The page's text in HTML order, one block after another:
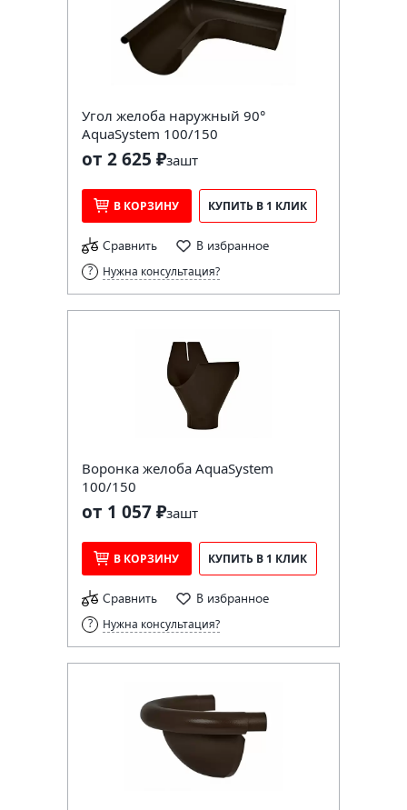
Угол желоба наружный 90°
AquaSystem 100/150
от 2 625 ₽зашт
В КОРЗИНУ КУПИТЬ В 1 КЛИК
Сравнить В избранное
Нужна консультация?
Воронка желоба AquaSystem
100/150
от 1 057 ₽зашт
В КОРЗИНУ КУПИТЬ В 1 КЛИК
Сравнить В избранное
Нужна консультация?